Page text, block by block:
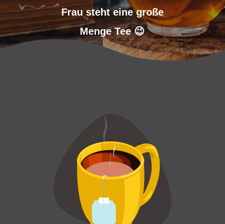
Frau steht eine große
Menge Tee 😉